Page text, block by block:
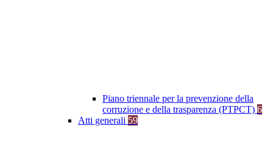
Piano triennale per la prevenzione della
corruzione e della trasparenza (PTPCT) 6
Atti generali 59